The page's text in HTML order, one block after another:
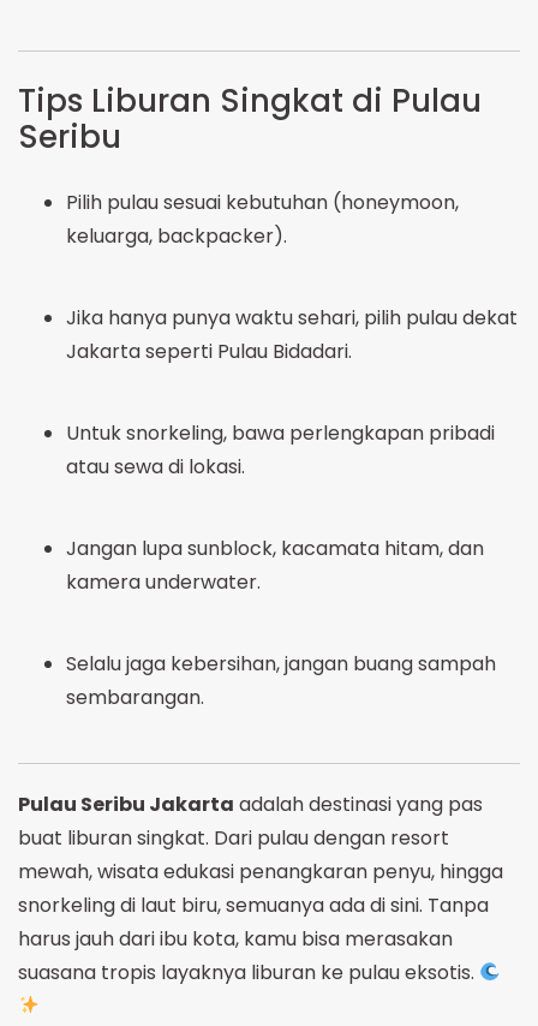
Tips Liburan Singkat di Pulau
Seribu
Pilih pulau sesuai kebutuhan (honeymoon,
keluarga, backpacker).
Jika hanya punya waktu sehari, pilih pulau dekat
Jakarta seperti Pulau Bidadari.
Untuk snorkeling, bawa perlengkapan pribadi
atau sewa di lokasi.
Jangan lupa sunblock, kacamata hitam, dan
kamera underwater.
Selalu jaga kebersihan, jangan buang sampah
sembarangan.
Pulau Seribu Jakarta adalah destinasi yang pas
buat liburan singkat. Dari pulau dengan resort
mewah, wisata edukasi penangkaran penyu, hingga
snorkeling di laut biru, semuanya ada di sini. Tanpa
harus jauh dari ibu kota, kamu bisa merasakan
suasana tropis layaknya liburan ke pulau eksotis.